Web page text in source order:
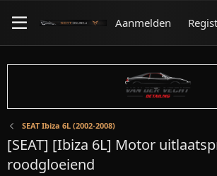
Aanmelden
SEAT Ibiza 6L (2002-2008)
[SEAT] [Ibiza 6L] Motor
roodgloeiend